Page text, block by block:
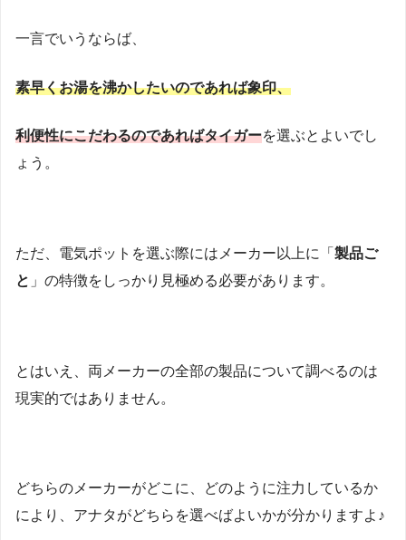
一言でいうならば、
素早くお湯を沸かしたいのであれば象印、
利便性にこだわるのであればタイガーを選ぶとよいでし
ょう。
ただ、電気ポットを選ぶ際にはメーカー以上に「 製品ご
と 」の特徴をしっかり見極める必要があります。
とはいえ、両メーカーの全部の製品について調べるのは
現実的ではありません。
どちらのメーカーがどこに、どのように注力しているか
により、アナタがどちらを選べばよいかが分かりますよ♪